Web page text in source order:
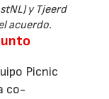
y Tjeerd
acuerdo.
Picnic
co-